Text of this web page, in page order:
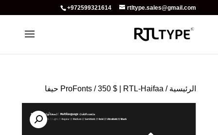
+972599321614 rtltype.sales@gmail.com
الرئيسية /
ProFonts / 350 $ | RTL-Haifaa حيفا